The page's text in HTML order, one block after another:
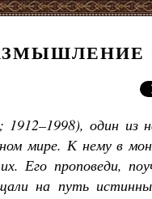
1912–1998), один из
мире. К нему в
Его проповеди,
на путь